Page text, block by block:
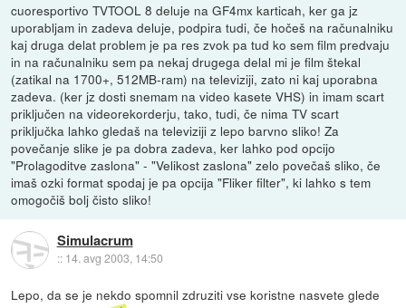
cuoresportivo TVTOOL 8 deluje na GF4mx karticah, ker ga jz
uporabljam in zadeva deluje, podpira tudi, če hočeš na računalniku
kaj druga delat problem je pa res zvok pa tud ko sem film predvaju
in na računalniku sem pa nekaj drugega delal mi je film štekal
(zatikal na 1700+, 512MB-ram) na televiziji, zato ni kaj uporabna
zadeva. (ker jz dosti snemam na video kasete VHS) in imam scart
priključen na videorekorderju, tako, tudi, če nima TV scart
priključka lahko gledaš na televiziji z lepo barvno sliko! Za
povečanje slike je pa dobra zadeva, ker lahko pod opcijo
"Prolagoditve zaslona" - "Velikost zaslona" zelo povečaš sliko, če
imaš ozki format spodaj je pa opcija "Fliker filter", ki lahko s tem
omogočiš bolj čisto sliko!
Simulacrum
:: 14. avg 2003, 14:50
Lepo, da se je nekdo spomnil zdruziti vse koristne nasvete glede